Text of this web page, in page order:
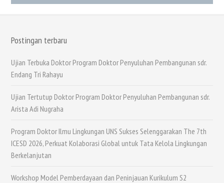
Postingan terbaru
Ujian Terbuka Doktor Program Doktor Penyuluhan Pembangunan sdr.
Endang Tri Rahayu
Ujian Tertutup Doktor Program Doktor Penyuluhan Pembangunan sdr.
Arista Adi Nugraha
Program Doktor Ilmu Lingkungan UNS Sukses Selenggarakan The 7th
ICESD 2026, Perkuat Kolaborasi Global untuk Tata Kelola Lingkungan
Berkelanjutan
Workshop Model Pemberdayaan dan Peninjauan Kurikulum S2